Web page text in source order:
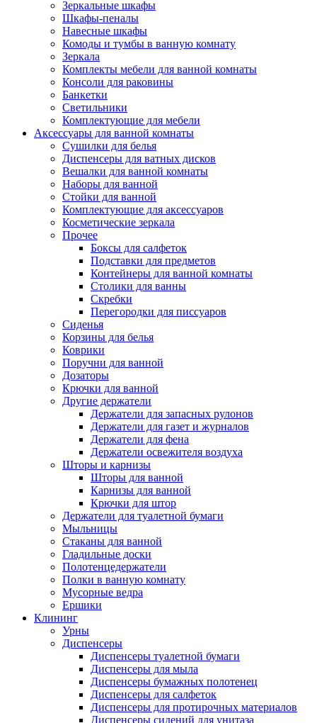
Зеркальные шкафы
Шкафы-пеналы
Навесные шкафы
Комоды и тумбы в ванную комнату
Зеркала
Комплекты мебели для ванной комнаты
Консоли для раковины
Банкетки
Светильники
Комплектующие для мебели
Аксессуары для ванной комнаты
Сушилки для белья
Диспенсеры для ватных дисков
Вешалки для ванной комнаты
Наборы для ванной
Стойки для ванной
Комплектующие для аксессуаров
Косметические зеркала
Прочее
Боксы для салфеток
Подставки для предметов
Контейнеры для ванной комнаты
Столики для ванны
Скребки
Перегородки для писсуаров
Сиденья
Корзины для белья
Коврики
Поручни для ванной
Дозаторы
Крючки для ванной
Другие держатели
Держатели для запасных рулонов
Держатели для газет и журналов
Держатели для фена
Держатели освежителя воздуха
Шторы и карнизы
Шторы для ванной
Карнизы для ванной
Крючки для штор
Держатели для туалетной бумаги
Мыльницы
Стаканы для ванной
Гладильные доски
Полотенцедержатели
Полки в ванную комнату
Мусорные ведра
Ершики
Клининг
Урны
Диспенсеры
Диспенсеры туалетной бумаги
Диспенсеры для мыла
Диспенсеры бумажных полотенец
Диспенсеры для салфеток
Диспенсеры для протирочных материалов
Диспенсеры сидений для унитаза